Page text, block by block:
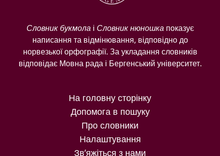
Словник букмолаі Словник нюношкапоказує
написання та відмінювання, відповідно до
норвезької орфографії. За укладання словників
відповідає Мовна рада і Бергенський університет.
На головну сторінку
Допомога в пошуку
Про словники
Налаштування
Зв’яжіться з нами